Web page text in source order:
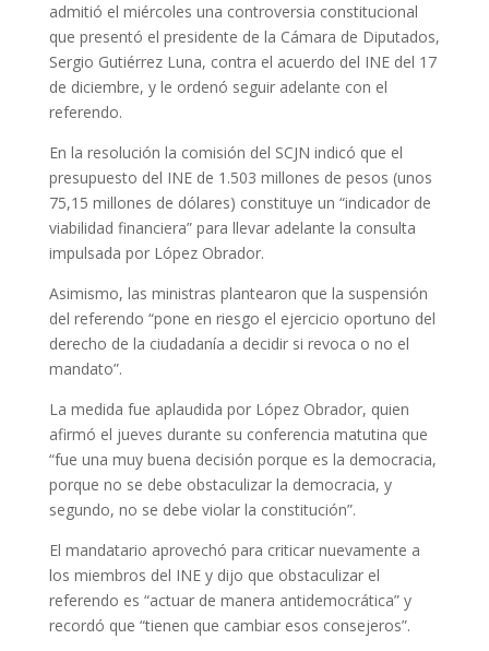
admitió el miércoles una controversia constitucional
que presentó el presidente de la Cámara de Diputados,
Sergio Gutiérrez Luna, contra el acuerdo del INE del 17
de diciembre, y le ordenó seguir adelante con el
referendo.
En la resolución la comisión del SCJN indicó que el
presupuesto del INE de 1.503 millones de pesos (unos
75,15 millones de dólares) constituye un “indicador de
viabilidad financiera” para llevar adelante la consulta
impulsada por López Obrador.
Asimismo, las ministras plantearon que la suspensión
del referendo “pone en riesgo el ejercicio oportuno del
derecho de la ciudadanía a decidir si revoca o no el
mandato”.
La medida fue aplaudida por López Obrador, quien
afirmó el jueves durante su conferencia matutina que
“fue una muy buena decisión porque es la democracia,
porque no se debe obstaculizar la democracia, y
segundo, no se debe violar la constitución”.
El mandatario aprovechó para criticar nuevamente a
los miembros del INE y dijo que obstaculizar el
referendo es “actuar de manera antidemocrática” y
recordó que “tienen que cambiar esos consejeros”.